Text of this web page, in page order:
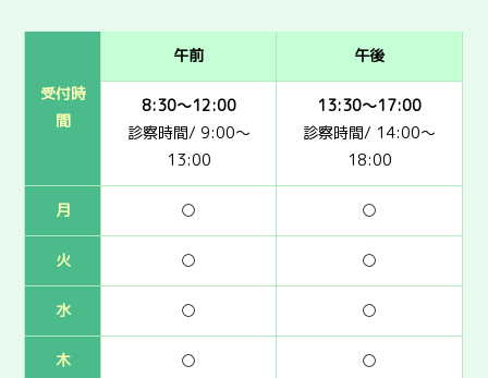
受付時
間
午前 午後
8:30～12:00
診察時間/ 9:00～
13:00
13:30～17:00
診察時間/ 14:00～
18:00
月 ○ ○
火 ○ ○
水 ○ ○
木 ○ ○